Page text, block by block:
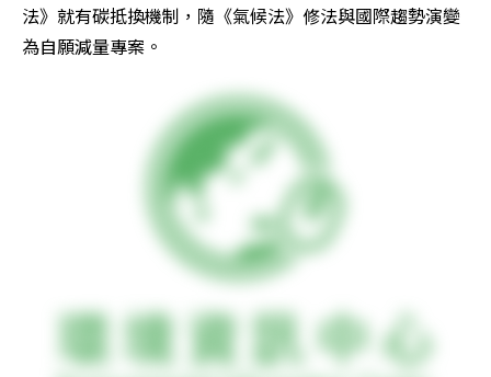
法》就有碳抵換機制，隨《氣候法》修法與國際趨勢演變
為自願減量專案。